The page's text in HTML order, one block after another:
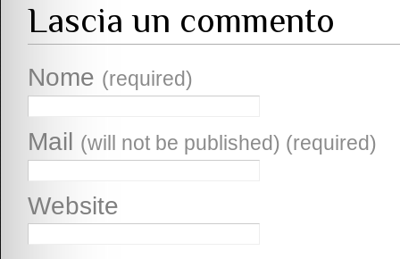
Lascia un commento
Nome (required)
Mail (will not be published) (required)
Website